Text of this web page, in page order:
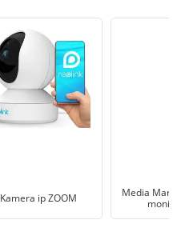
Kamera ip ZOOM
Media Markt